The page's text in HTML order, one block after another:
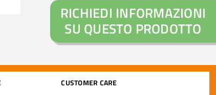
RICHIEDI INFORMAZIONI
SU QUESTO PRODOTTO
CUSTOMER CARE